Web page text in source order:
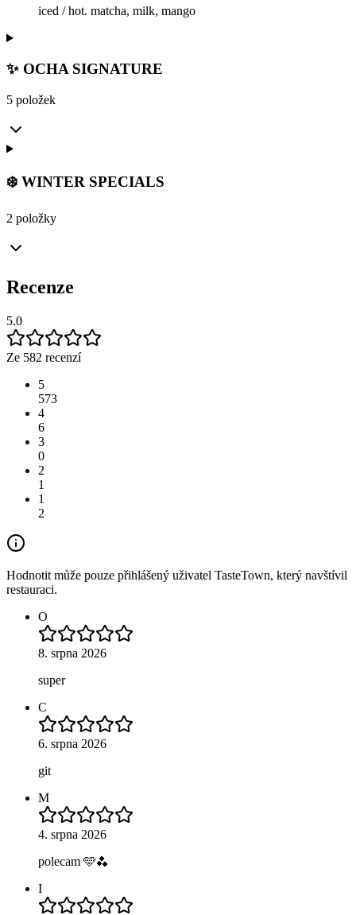
iced / hot. matcha, milk, mango
✨ OCHA SIGNATURE
5 položek
❄️ WINTER SPECIALS
2 položky
Recenze
5.0
Ze 582 recenzí
5
573
4
6
3
0
2
1
1
2
Hodnotit může pouze přihlášený uživatel TasteTown, který navštívil
restauraci.
O
8. srpna 2026
super
C
6. srpna 2026
git
M
4. srpna 2026
polecam 🩵🫐
I